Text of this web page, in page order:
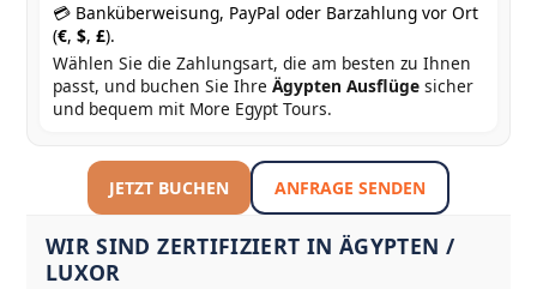
💳 Banküberweisung, PayPal oder Barzahlung vor Ort
(€, $, £).
Wählen Sie die Zahlungsart, die am besten zu Ihnen
passt, und buchen Sie Ihre Ägypten Ausflügesicher
und bequem mit More Egypt Tours.
JETZT BUCHEN ANFRAGE SENDEN
WIR SIND ZERTIFIZIERT IN ÄGYPTEN /
LUXOR